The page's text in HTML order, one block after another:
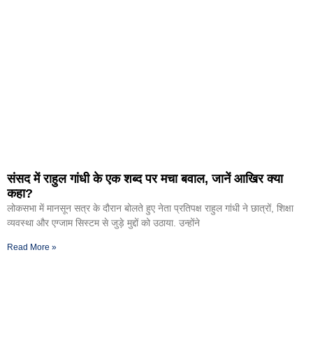
संसद में राहुल गांधी के एक शब्द पर मचा बवाल, जानें आखिर क्या
कहा?
लोकसभा में मानसून सत्र के दौरान बोलते हुए नेता प्रतिपक्ष राहुल गांधी ने छात्रों, शिक्षा
व्यवस्था और एग्जाम सिस्टम से जुड़े मुद्दों को उठाया. उन्होंने
Read More »